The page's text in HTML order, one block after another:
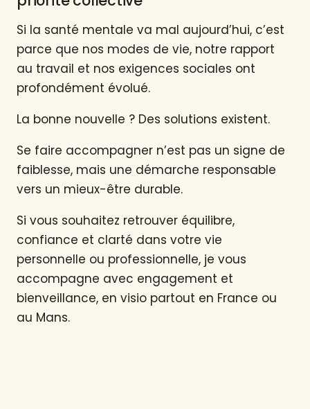
Si la santé mentale va mal aujourd’hui, c’est
parce que nos modes de vie, notre rapport
au travail et nos exigences sociales ont
profondément évolué.
La bonne nouvelle ? Des solutions existent.
Se faire accompagner n’est pas un signe de
faiblesse, mais une démarche responsable
vers un mieux-être durable.
Si vous souhaitez retrouver équilibre,
confiance et clarté dans votre vie
personnelle ou professionnelle, je vous
accompagne avec engagement et
bienveillance, en visio partout en France ou
au Mans.